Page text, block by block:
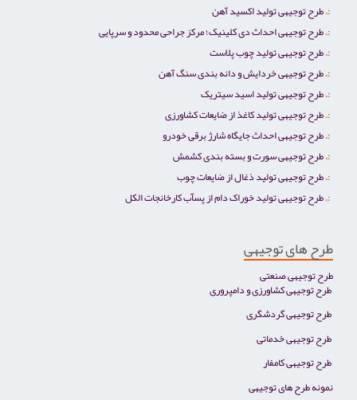
طرح توجیهی تولید اکسید آهن
طرح توجیهی احداث دی کلینیک؛ مرکز جراحی محدود و سرپایی
طرح توجیهی تولید چوب پلاست
طرح توجیهی خردایش و دانه بندی سنگ آهن
طرح توجیهی تولید اسید سیتریک
طرح توجیهی تولید کاغذ از ضایعات کشاورزی
طرح توجیهی احداث جایگاه شارژ برقی خودرو
طرح توجیهی سورت و بسته بندی کشمش
طرح توجیهی تولید ذغال از ضایعات چوب
طرح توجیهی تولید خوراک دام از پسآب کارخانجات الکل
طرح های توجیهی
طرح توجیهی صنعتی
طرح توجیهی کشاورزی و دامپروری
طرح توجیهی گردشگری
طرح توجیهی خدماتی
طرح توجیهی کامفار
نمونه طرح های توجیهی